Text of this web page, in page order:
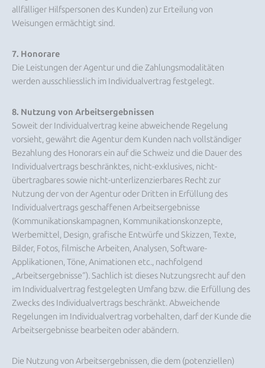
allfälliger Hilfspersonen des Kunden) zur Erteilung von
Weisungen ermächtigt sind.
7. Honorare
Die Leistungen der Agentur und die Zahlungsmodalitäten
werden ausschliesslich im Individualvertrag festgelegt.
8. Nutzung von Arbeitsergebnissen
Soweit der Individualvertrag keine abweichende Regelung
vorsieht, gewährt die Agentur dem Kunden nach vollständiger
Bezahlung des Honorars ein auf die Schweiz und die Dauer des
Individualvertrags beschränktes, nicht-exklusives, nicht-
übertragbares sowie nicht-unterlizenzierbares Recht zur
Nutzung der von der Agentur oder Dritten in Erfüllung des
Individualvertrags geschaffenen Arbeitsergebnisse
(Kommunikationskampagnen, Kommunikationskonzepte,
Werbemittel, Design, grafische Entwürfe und Skizzen, Texte,
Bilder, Fotos, filmische Arbeiten, Analysen, Software-
Applikationen, Töne, Animationen etc., nachfolgend
„Arbeitsergebnisse“). Sachlich ist dieses Nutzungsrecht auf den
im Individualvertrag festgelegten Umfang bzw. die Erfüllung des
Zwecks des Individualvertrags beschränkt. Abweichende
Regelungen im Individualvertrag vorbehalten, darf der Kunde die
Arbeitsergebnisse bearbeiten oder abändern.
Die Nutzung von Arbeitsergebnissen, die dem (potenziellen)